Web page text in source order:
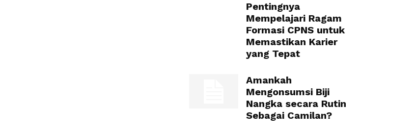
Pentingnya
Mempelajari Ragam
Formasi CPNS untuk
Memastikan Karier
yang Tepat
Amankah
Mengonsumsi Biji
Nangka secara Rutin
Sebagai Camilan?